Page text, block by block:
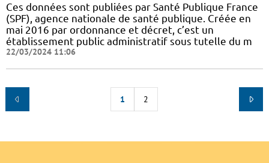
Ces données sont publiées par Santé Publique France
(SPF), agence nationale de santé publique. Créée en
mai 2016 par ordonnance et décret, c’est un
établissement public administratif sous tutelle du m
22/03/2024 11:06
1 2